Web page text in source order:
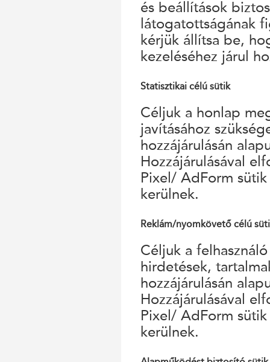
és beállítások
látogatottságának
kérjük állítsa be,
kezeléséhez járul
Statisztikai célú sütik
Céljuk a honlap
javításához
hozzájárulásán
Hozzájárulásával
Pixel/ AdForm
kerülnek.
Reklám/nyomkövető célú
Céljuk a
hirdetések,
hozzájárulásán
Hozzájárulásával
Pixel/ AdForm
kerülnek.